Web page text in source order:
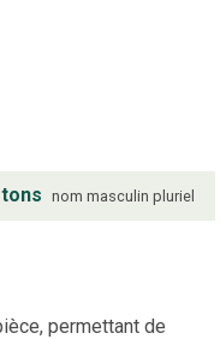
nom masculin pluriel
permettant de